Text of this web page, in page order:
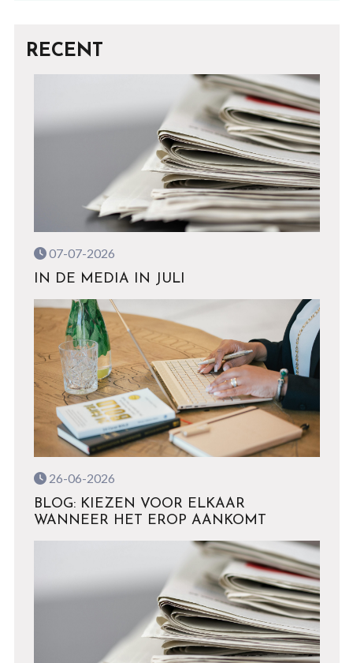
RECENT
07-07-2026
IN DE MEDIA IN JULI
26-06-2026
BLOG: KIEZEN VOOR ELKAAR
WANNEER HET EROP AANKOMT